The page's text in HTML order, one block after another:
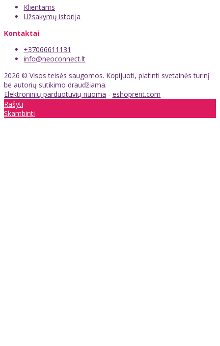
Klientams
Užsakymų istorija
Kontaktai
+37066611131
info@neoconnect.lt
2026 © Visos teisės saugomos. Kopijuoti, platinti svetainės turinį
be autorių sutikimo draudžiama.
Elektroninių parduotuvių nuoma - eshoprent.com
Rašyti
Skambinti